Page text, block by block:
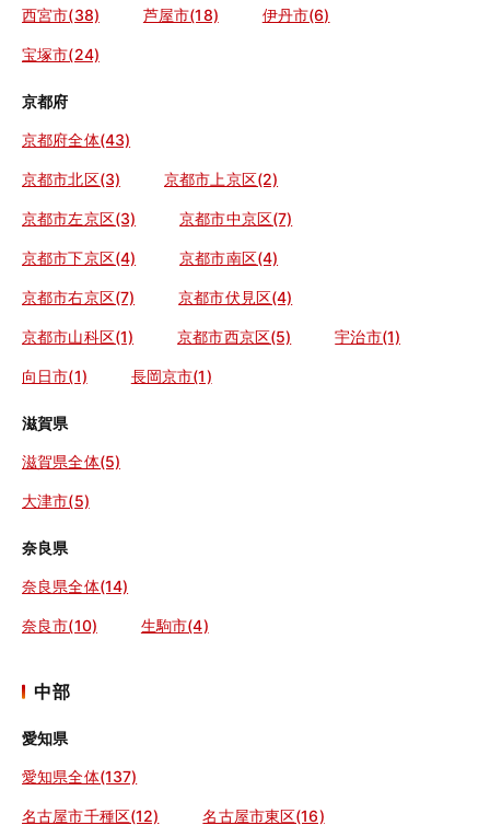
西宮市(38) 芦屋市(18) 伊丹市(6)
宝塚市(24)
京都府
京都府全体(43)
京都市北区(3) 京都市上京区(2)
京都市左京区(3) 京都市中京区(7)
京都市下京区(4) 京都市南区(4)
京都市右京区(7) 京都市伏見区(4)
京都市山科区(1) 京都市西京区(5) 宇治市(1)
向日市(1) 長岡京市(1)
滋賀県
滋賀県全体(5)
大津市(5)
奈良県
奈良県全体(14)
奈良市(10) 生駒市(4)
中部
愛知県
愛知県全体(137)
名古屋市千種区(12) 名古屋市東区(16)